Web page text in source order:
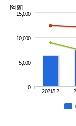
[억원]
2021/12
0
5,000
10,000
15,000